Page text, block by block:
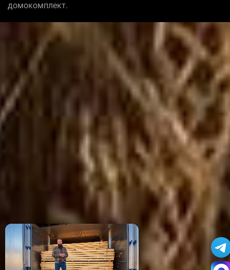
домокомплект.